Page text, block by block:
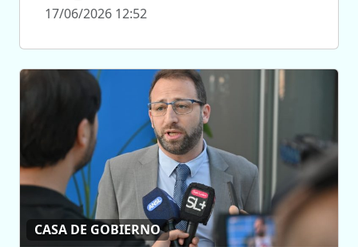
17/06/2026 12:52
CASA DE GOBIERNO